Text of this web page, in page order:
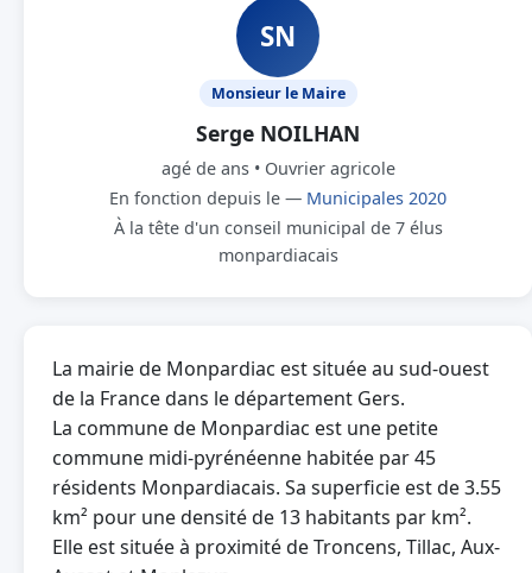
SN
Monsieur le Maire
Serge NOILHAN
agé de ans • Ouvrier agricole
En fonction depuis le — Municipales 2020
À la tête d'un conseil municipal de 7 élus
monpardiacais
La mairie de Monpardiac est située au sud-ouest
de la France dans le département Gers.
La commune de Monpardiac est une petite
commune midi-pyrénéenne habitée par 45
résidents Monpardiacais. Sa superficie est de 3.55
km² pour une densité de 13 habitants par km².
Elle est située à proximité de Troncens, Tillac, Aux-